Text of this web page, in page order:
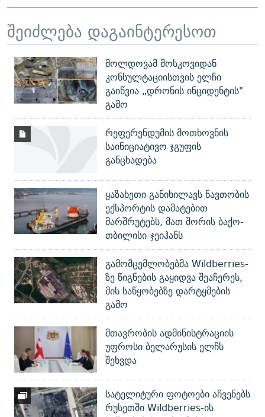
შეიძლება დაგაინტერესოთ
მოლდოვამ მოსკოვიდან
კონსულტაციისთვის ელჩი
გაიწვია „დრონის ინციდენტის"
გამო
რეფერენდუმის მოთხოვნის
საინიციატივო ჯგუფის
განცხადება
ყაზახეთი განიხილავს ნავთობის
ექსპორტის დამატებით
მარშრუტებს, მათ შორის ბაქო-
თბილისი-ჯეიჰანს
გამომცემლობებმა Wildberries-
ზე წიგნების გაყიდვა შეაჩერეს,
მის საწყობებზე დარტყმების
გამო
მთავრობის ადმინისტრაციის
უფროსი ბელარუსის ელჩს
შეხვდა
სატელიტური ფოტოები აჩვენებს
რუსეთში Wildberries-ის